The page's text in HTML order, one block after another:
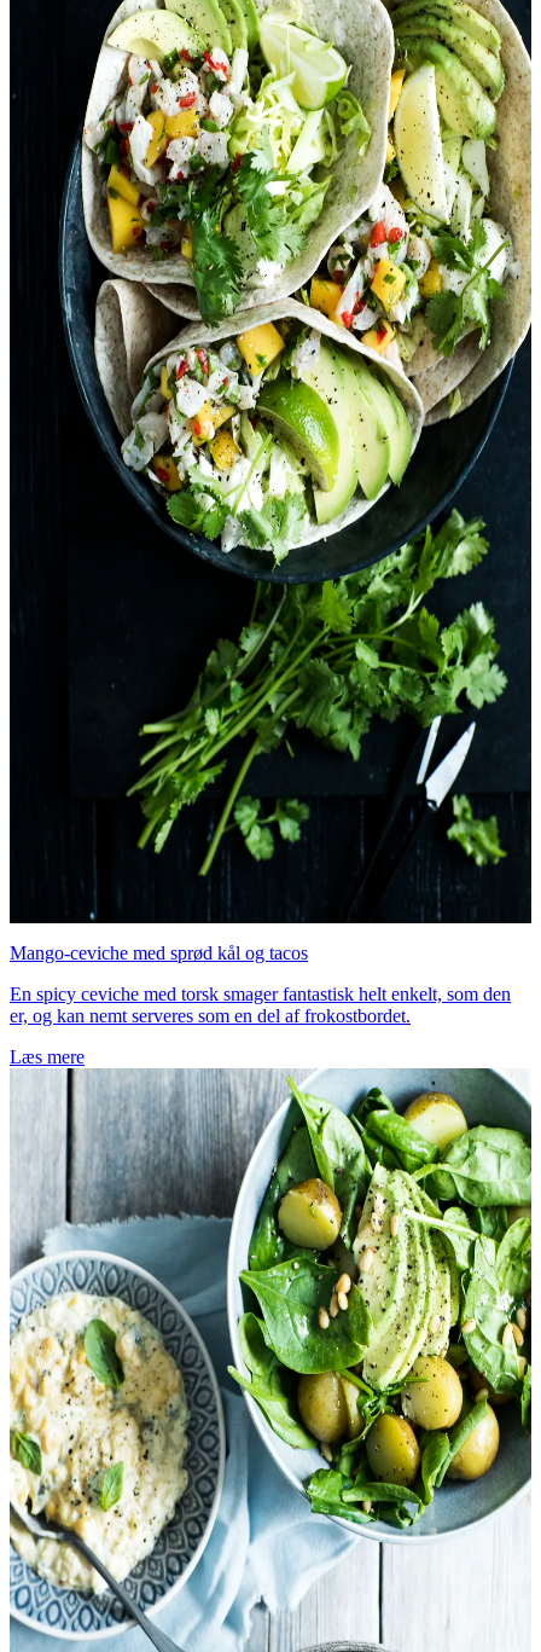
Mango-ceviche med sprød kål og tacos
En spicy ceviche med torsk smager fantastisk helt enkelt, som den
er, og kan nemt serveres som en del af frokostbordet.
Læs mere